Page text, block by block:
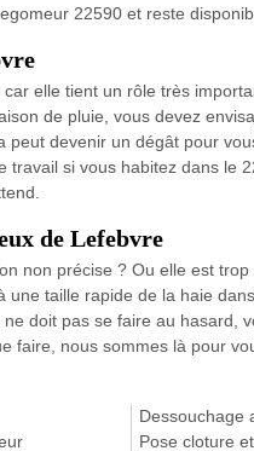
22590 et reste
elle tient un rôle très
de pluie, vous devez
peut devenir un dégât pour
travail si vous habitez dans le
de Lefebvre
non précise ? Ou elle est
une taille rapide de la haie
doit pas se faire au hasard,
faire, nous sommes là pour
Dessouchage
Pose cloture